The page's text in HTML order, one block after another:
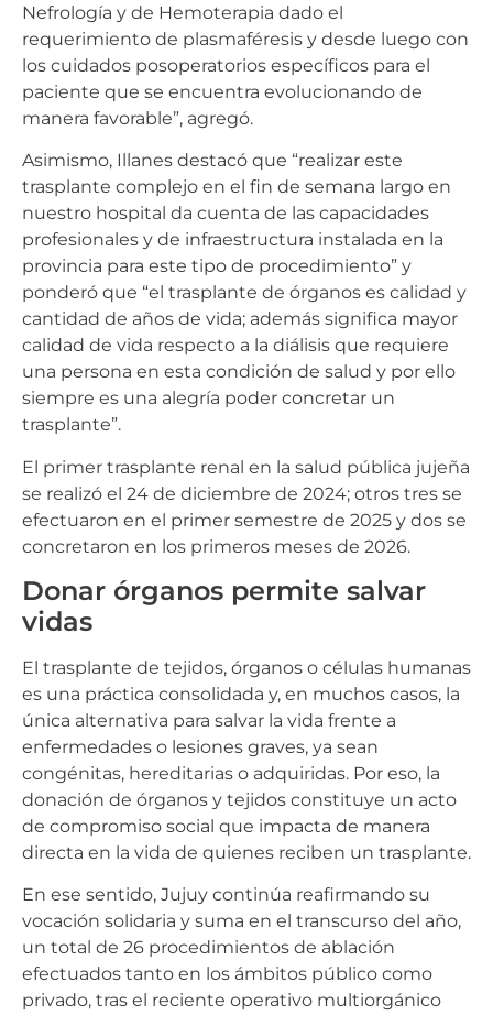
Nefrología y de Hemoterapia dado el
requerimiento de plasmaféresis y desde luego con
los cuidados posoperatorios específicos para el
paciente que se encuentra evolucionando de
manera favorable”, agregó.
Asimismo, Illanes destacó que “realizar este
trasplante complejo en el fin de semana largo en
nuestro hospital da cuenta de las capacidades
profesionales y de infraestructura instalada en la
provincia para este tipo de procedimiento” y
ponderó que “el trasplante de órganos es calidad y
cantidad de años de vida; además significa mayor
calidad de vida respecto a la diálisis que requiere
una persona en esta condición de salud y por ello
siempre es una alegría poder concretar un
trasplante”.
El primer trasplante renal en la salud pública jujeña
se realizó el 24 de diciembre de 2024; otros tres se
efectuaron en el primer semestre de 2025 y dos se
concretaron en los primeros meses de 2026.
Donar órganos permite salvar
vidas
El trasplante de tejidos, órganos o células humanas
es una práctica consolidada y, en muchos casos, la
única alternativa para salvar la vida frente a
enfermedades o lesiones graves, ya sean
congénitas, hereditarias o adquiridas. Por eso, la
donación de órganos y tejidos constituye un acto
de compromiso social que impacta de manera
directa en la vida de quienes reciben un trasplante.
En ese sentido, Jujuy continúa reafirmando su
vocación solidaria y suma en el transcurso del año,
un total de 26 procedimientos de ablación
efectuados tanto en los ámbitos público como
privado, tras el reciente operativo multiorgánico